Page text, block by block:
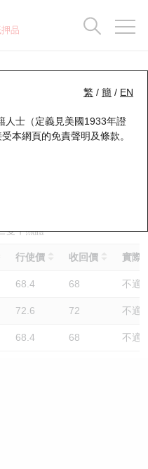
品
繁 / 簡 / EN
人士（定義見美國1933年證
本網頁的免責聲明及條款。
小米集團
隻牛熊證
行使價 收回價 實際
68.4 68 不適
72.6 72 不適
68.4 68 不適